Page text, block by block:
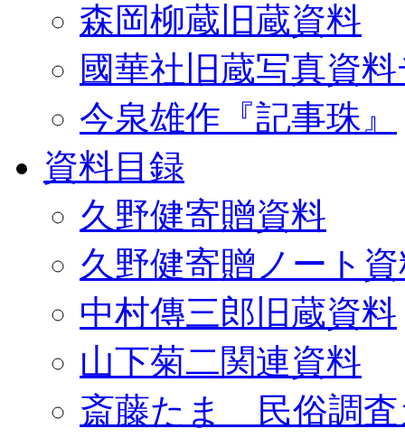
森岡柳蔵旧蔵資料
國華社旧蔵写真資
今泉雄作『記事珠』
資料目録
久野健寄贈資料
久野健寄贈ノート
中村傳三郎旧蔵資料
山下菊二関連資料
斎藤たま 民俗調査